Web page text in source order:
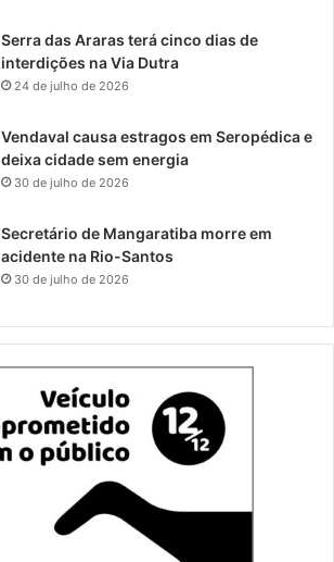
Serra das Araras terá cinco dias de
interdições na Via Dutra
24 de julho de 2026
Vendaval causa estragos em Seropédica e
deixa cidade sem energia
30 de julho de 2026
Secretário de Mangaratiba morre em
acidente na Rio-Santos
30 de julho de 2026